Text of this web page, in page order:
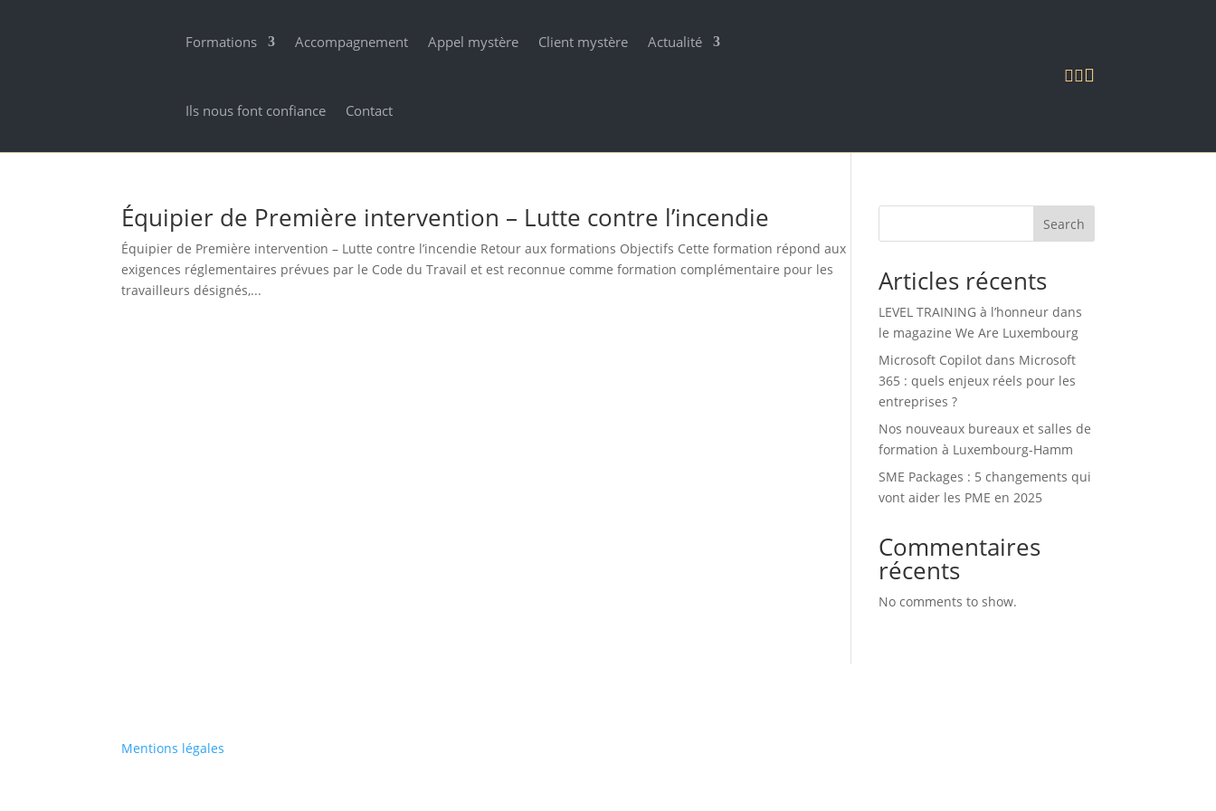
Formations Accompagnement Appel mystère Client mystère Actualité
Ils nous font confiance Contact

Équipier de Première intervention – Lutte contre l’incendie
Équipier de Première intervention – Lutte contre l’incendie Retour aux formations Objectifs Cette formation répond aux
exigences réglementaires prévues par le Code du Travail et est reconnue comme formation complémentaire pour les
travailleurs désignés,...
Search
Articles récents
LEVEL TRAINING à l’honneur dans
le magazine We Are Luxembourg
Microsoft Copilot dans Microsoft
365 : quels enjeux réels pour les
entreprises ?
Nos nouveaux bureaux et salles de
formation à Luxembourg-Hamm
SME Packages : 5 changements qui
vont aider les PME en 2025
Commentaires
récents
No comments to show.
Mentions légales